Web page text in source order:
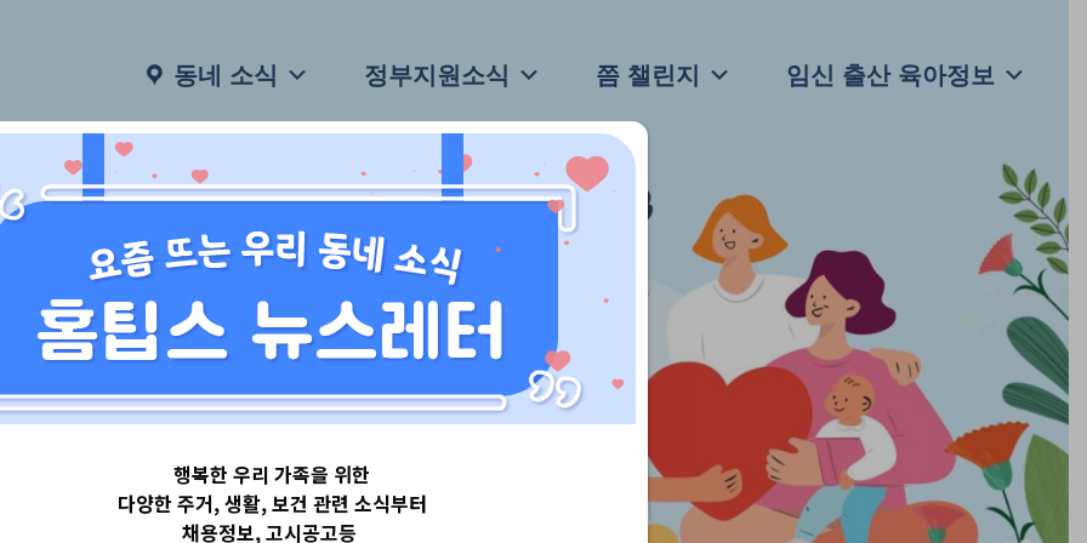
동네 소식 정부지원소식 쯤 챌린지 임신 출산 육아정보
행복한 우리 가족을 위한
다양한 주거, 생활, 보건 관련 소식부터
채용정보, 고시공고등